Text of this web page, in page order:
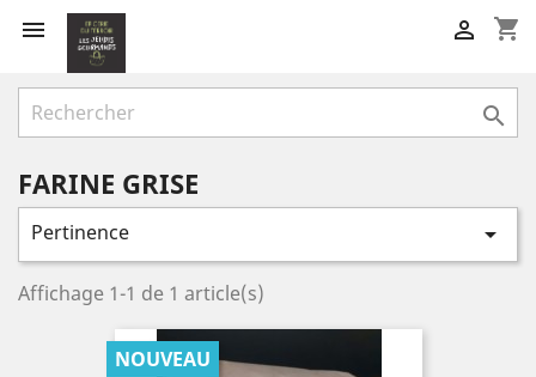
 shopping_cart


FARINE GRISE
Pertinence 
Affichage 1-1 de 1 article(s)
NOUVEAU